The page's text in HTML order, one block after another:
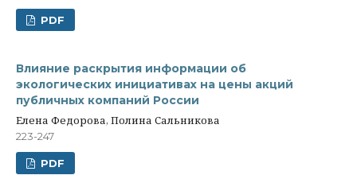
PDF
Влияние раскрытия информации об
экологических инициативах на цены акций
публичных компаний России
Елена Федорова, Полина Сальникова
223-247
PDF